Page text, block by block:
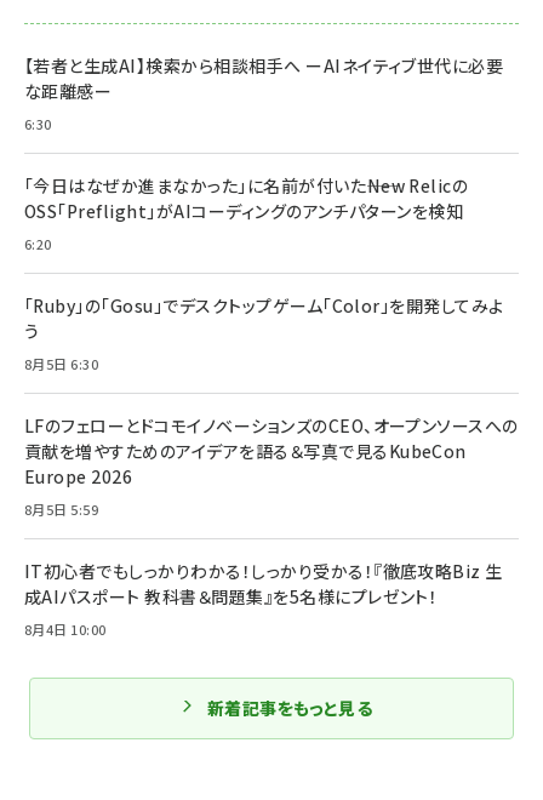
【若者と生成AI】検索から相談相手へ ーAIネイティブ世代に必要
な距離感ー
6:30
「今日はなぜか進まなかった」に名前が付いた――New Relicの
OSS「Preflight」がAIコーディングのアンチパターンを検知
6:20
「Ruby」の「Gosu」でデスクトップゲーム「Color」を開発してみよ
う
8月5日 6:30
LFのフェローとドコモイノベーションズのCEO、オープンソースへの
貢献を増やすためのアイデアを語る＆写真で見るKubeCon
Europe 2026
8月5日 5:59
IT初心者でもしっかりわかる！しっかり受かる！『徹底攻略Biz 生
成AIパスポート 教科書＆問題集』を5名様にプレゼント！
8月4日 10:00
新着記事をもっと見る